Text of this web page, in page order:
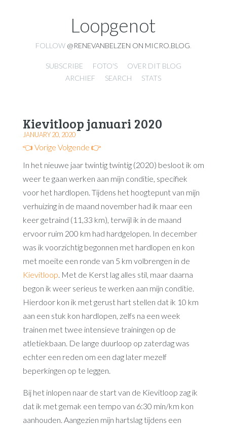
Loopgenot
FOLLOW @RENEVANBELZEN ON MICRO.BLOG
SUBSCRIBE FOTO'S
OVER DIT BLOG
ARCHIEF
SEARCH STATS
Kievitloop januari 2020
JANUARY 20, 2020
👈 Vorige Volgende 👉
In het nieuwe jaar twintig twintig (2020) besloot ik om
weer te gaan werken aan mijn conditie, specifiek
voor het hardlopen. Tijdens het hoogtepunt van mijn
verhuizing in de maand november had ik maar een
keer getraind (11,33 km), terwijl ik in de maand
ervoor ruim 200 km had hardgelopen. In december
was ik voorzichtig begonnen met hardlopen en kon
met moeite een ronde van 5 km volbrengen in de
Kievitloop. Met de Kerst lag alles stil, maar daarna
begon ik weer serieus te werken aan mijn conditie.
Hierdoor kon ik met gerust hart stellen dat ik 10 km
aan een stuk kon hardlopen, zelfs na een week
trainen met twee intensieve trainingen op de
atletiekbaan. De lange duurloop op zaterdag was
echter een reden om een dag later mezelf
beperkingen op te leggen.
Bij het inlopen naar de start van de Kievitloop zag ik
dat ik met gemak een tempo van 6:30 min/km kon
aanhouden. Aangezien mijn hartslag tijdens een